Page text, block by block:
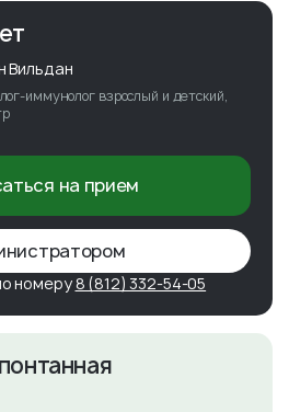
Вильдан
иммунолог взрослый и детский,
на прием
номеру 8 (812) 332-54-05